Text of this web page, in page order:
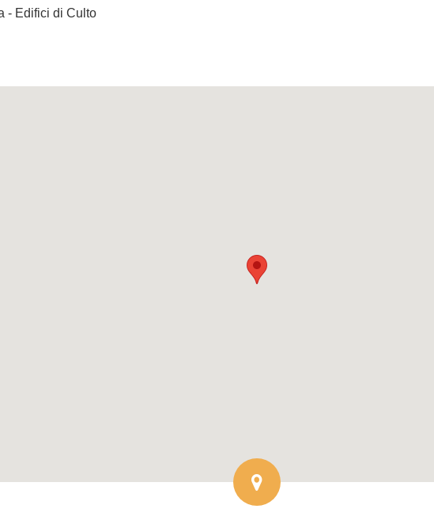
- Edifici di Culto